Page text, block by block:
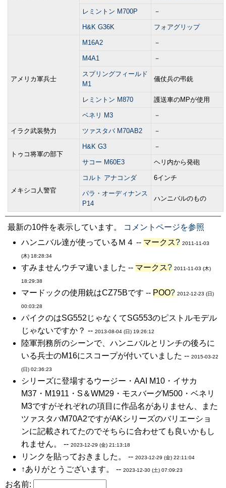
レミントン M700P －
H&K G36K フォアグリップ
アメリカ軍兵士
M16A2 －
M4A1 －
スプリングフィールド
M1
儀仗兵の弔銃
レミントン M870 護送車のMPが使用
ベネリ M3 －
イラク武装勢力 ツァスタバ M70AB2 －
トゥコ将軍の部下
H&K G3 －
サコー M60E3 ヘリ内から発砲
メキシコ人警官
コルト アナコンダ 6インチ
パラ・オーディナンス
P14
ハンニバルのもの
最新の10件を表示しています。
コメントページを参照
ハンニバル達が使っているＭ４ -- マークス? 2011-11-03
(木) 18:28:34
すみませんウチマ違いました -- マークス? 2011-11-03 (木)
18:29:38
マードックの使用銃はCZ75Bです -- POO? 2012-12-23 (日)
00:03:28
パイクのはSG552じゃなくてSG553のピストルモデル
じゃないですか？ -- 2013-08-04 (日) 19:26:12
陸軍刑務所のシーンで、ハンニバルとリンチの後ろに
いる兵士のM16にスコープが付いていました -- 2015-03-22
(日) 02:36:23
シリーズに登場するウージー・AAI M10・イサカ
M37・M1911・S＆WM29・モスバーグM500・ベネリ
M3ですがそれぞれの項目に作品名がありません、また
ツァスタバM70A2ですがAKシリーズのバリエーショ
ンに記載されてたのでそちらに合わせても良いかもし
れません。 -- 2023-12-29 (金) 21:13:18
リンクを貼っておきました。 -- 2023-12-29 (金) 22:11:04
↑ありがとうございます。 -- 2023-12-30 (土) 07:09:23
お名前: